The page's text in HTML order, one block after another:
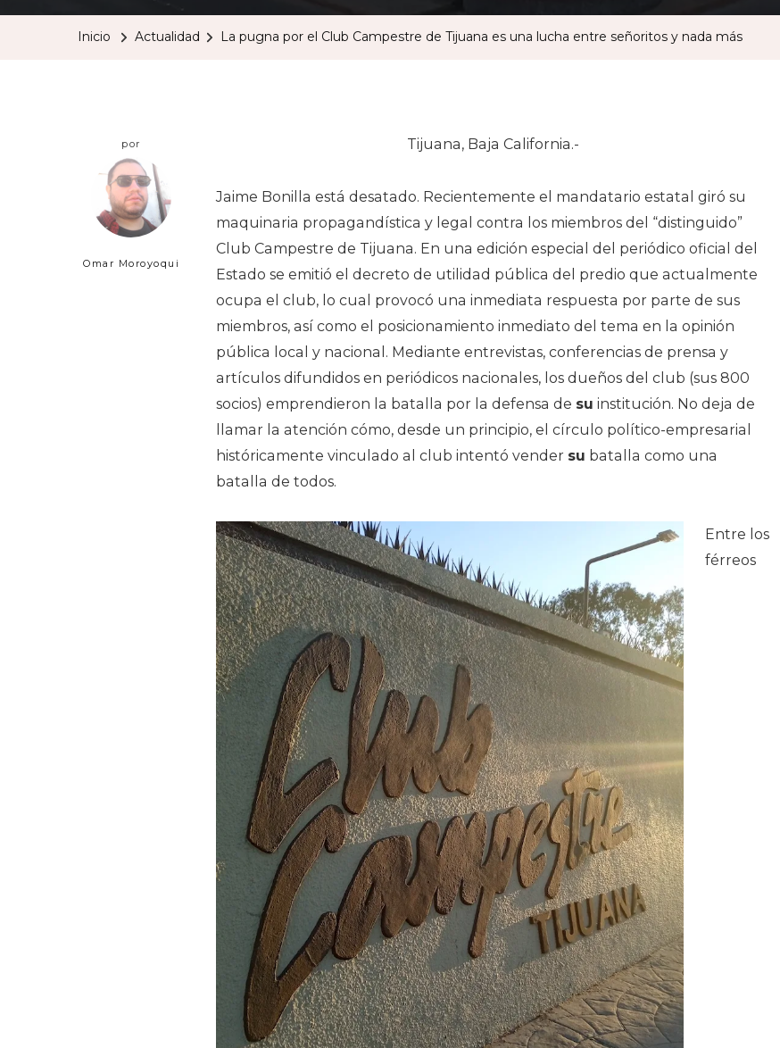
Señoritos
Y
Nada
Más
Inicio Actualidad La pugna por el Club Campestre de Tijuana es una lucha entre señoritos y nada más
por
Omar Moroyoqui
Tijuana, Baja California.-
Jaime Bonilla está desatado. Recientemente el mandatario estatal giró su
maquinaria propagandística y legal contra los miembros del “distinguido”
Club Campestre de Tijuana. En una edición especial del periódico oficial del
Estado se emitió el decreto de utilidad pública del predio que actualmente
ocupa el club, lo cual provocó una inmediata respuesta por parte de sus
miembros, así como el posicionamiento inmediato del tema en la opinión
pública local y nacional. Mediante entrevistas, conferencias de prensa y
artículos difundidos en periódicos nacionales, los dueños del club (sus 800
socios) emprendieron la batalla por la defensa de su institución. No deja de
llamar la atención cómo, desde un principio, el círculo político-empresarial
históricamente vinculado al club intentó vender su batalla como una
batalla de todos.
Entre los
férreos